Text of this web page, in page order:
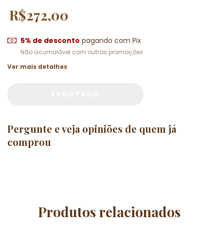
R$272,00
5% de desconto pagando com Pix
Não acumulável com outras promoções
Ver mais detalhes
Pergunte e veja opiniões de quem j
comprou
Produtos relacionados